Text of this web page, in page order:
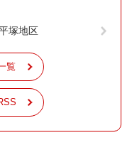
塚地区
覧